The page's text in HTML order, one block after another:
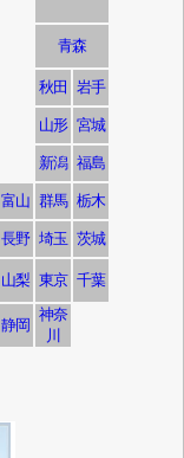
青森
秋田 岩手
山形 宮城
新潟 福島
富山 群馬 栃木
長野 埼玉 茨城
山梨 東京 千葉
静岡
神奈
川